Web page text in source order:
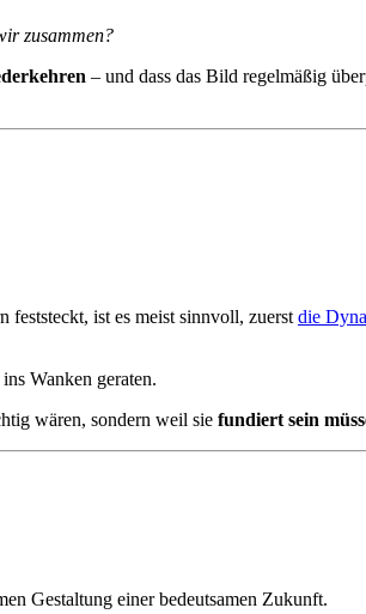
zusammen?
– und dass das Bild regelmäßig
feststeckt, ist es meist sinnvoll, zuerst die
Wanken geraten.
wären, sondern weil sie fundiert sein
Gestaltung einer bedeutsamen Zukunft.